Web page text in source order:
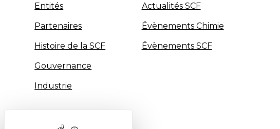
Entités
Partenaires
Histoire de la SCF
Gouvernance
Industrie
Actualités SCF
Évènements Chimie
Évènements SCF